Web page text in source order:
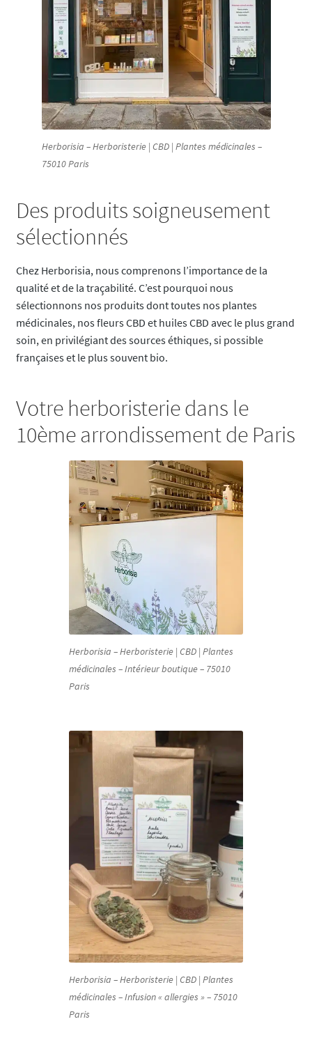
Herborisia – Herboristerie | CBD | Plantes médicinales –
75010 Paris
Des produits soigneusement
sélectionnés
Chez Herborisia, nous comprenons l’importance de la
qualité et de la traçabilité. C’est pourquoi nous
sélectionnons nos produits dont toutes nos plantes
médicinales, nos fleurs CBD et huiles CBD avec le plus grand
soin, en privilégiant des sources éthiques, si possible
françaises et le plus souvent bio.
Votre herboristerie dans le
10ème arrondissement de Paris
Herborisia – Herboristerie | CBD | Plantes
médicinales – Intérieur boutique – 75010
Paris
Herborisia – Herboristerie | CBD | Plantes
médicinales – Infusion « allergies » – 75010
Paris